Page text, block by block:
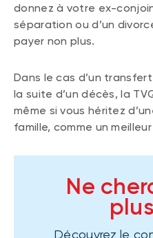
donnez à votre ex-
séparation ou d’un
payer non plus.
Dans le cas d’un
la suite d’un décès, la
même si vous héritez
famille, comme un
Ne
Découvrez le